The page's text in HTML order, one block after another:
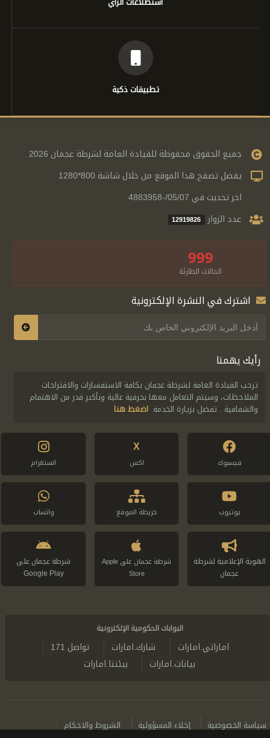
استطلاعات الرأي
تطبيقات ذكية
جميع الحقوق محفوظة للقيادة العامة لشرطة عجمان 2026
يفضل تصفح هذا الموقع من خلال شاشة 800*1280
اخر تحديث في 05/07/-4883958
عدد الزوار 12919826
999
الحالات الطارئة
اشترك في النشرة الإلكترونية
رأيك يهمنا
ترحب القيادة العامة لشرطة عجمان بكافة الاستفسارات والاقتراحات
الملاحظات، وسيتم التعامل معها بحرفية عالية وبأكبر قدر من الاهتمام
والشفافية . تفضل بزيارة الخدمة
اضغط هنا
فيسبوك
X
اكس انستغرام
يوتيوب خريطة الموقع واتساب
الهوية الإعلامية لشرطة
عجمان
شرطة عجمان على Apple
Store
شرطة عجمان على
Google Play
البوابات الحكومية الإلكترونية
اماراتي.امارات شارك.امارات
تواصل 171
بيانات.امارات
بيئتنا.امارات
سياسة الخصوصية إخلاء المسؤولية الشروط والاحكام